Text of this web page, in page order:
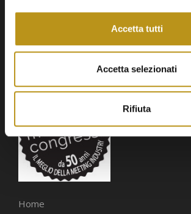
Accetta tutti
Accetta selezionati
Rifiuta
Home